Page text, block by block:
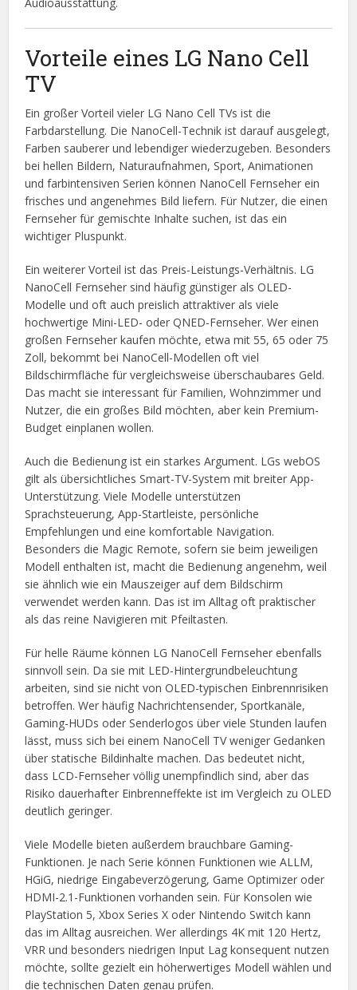
Vorteile eines LG Nano Cell
TV
Ein großer Vorteil vieler LG Nano Cell TVs ist die
Farbdarstellung. Die NanoCell-Technik ist darauf ausgelegt,
Farben sauberer und lebendiger wiederzugeben. Besonders
bei hellen Bildern, Naturaufnahmen, Sport, Animationen
und farbintensiven Serien können NanoCell Fernseher ein
frisches und angenehmes Bild liefern. Für Nutzer, die einen
Fernseher für gemischte Inhalte suchen, ist das ein
wichtiger Pluspunkt.
Ein weiterer Vorteil ist das Preis-Leistungs-Verhältnis. LG
NanoCell Fernseher sind häufig günstiger als OLED-
Modelle und oft auch preislich attraktiver als viele
hochwertige Mini-LED- oder QNED-Fernseher. Wer einen
großen Fernseher kaufen möchte, etwa mit 55, 65 oder 75
Zoll, bekommt bei NanoCell-Modellen oft viel
Bildschirmfläche für vergleichsweise überschaubares Geld.
Das macht sie interessant für Familien, Wohnzimmer und
Nutzer, die ein großes Bild möchten, aber kein Premium-
Budget einplanen wollen.
Auch die Bedienung ist ein starkes Argument. LGs webOS
gilt als übersichtliches Smart-TV-System mit breiter App-
Unterstützung. Viele Modelle unterstützen
Sprachsteuerung, App-Startleiste, persönliche
Empfehlungen und eine komfortable Navigation.
Besonders die Magic Remote, sofern sie beim jeweiligen
Modell enthalten ist, macht die Bedienung angenehm, weil
sie ähnlich wie ein Mauszeiger auf dem Bildschirm
verwendet werden kann. Das ist im Alltag oft praktischer
als das reine Navigieren mit Pfeiltasten.
Für helle Räume können LG NanoCell Fernseher ebenfalls
sinnvoll sein. Da sie mit LED-Hintergrundbeleuchtung
arbeiten, sind sie nicht von OLED-typischen Einbrennrisiken
betroffen. Wer häufig Nachrichtensender, Sportkanäle,
Gaming-HUDs oder Senderlogos über viele Stunden laufen
lässt, muss sich bei einem NanoCell TV weniger Gedanken
über statische Bildinhalte machen. Das bedeutet nicht,
dass LCD-Fernseher völlig unempfindlich sind, aber das
Risiko dauerhafter Einbrenneffekte ist im Vergleich zu OLED
deutlich geringer.
Viele Modelle bieten außerdem brauchbare Gaming-
Funktionen. Je nach Serie können Funktionen wie ALLM,
HGiG, niedrige Eingabeverzögerung, Game Optimizer oder
HDMI-2.1-Funktionen vorhanden sein. Für Konsolen wie
PlayStation 5, Xbox Series X oder Nintendo Switch kann
das im Alltag ausreichen. Wer allerdings 4K mit 120 Hertz,
VRR und besonders niedrigen Input Lag konsequent nutzen
möchte, sollte gezielt ein höherwertiges Modell wählen und
die technischen Daten genau prüfen.